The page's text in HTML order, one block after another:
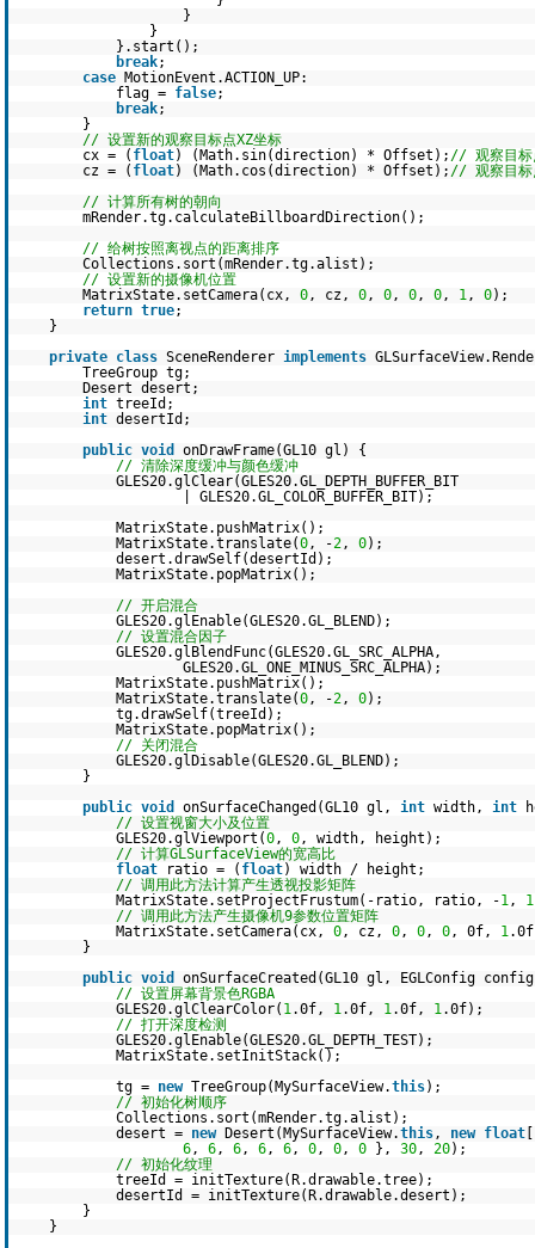
}
}
}.start();
break;
case MotionEvent.ACTION_UP:
flag = false;
break;
}
// 设置新的观察目标点XZ坐标
cx = ( float) (Math.sin(direction) * Offset); // 观察目标
cz = ( float) (Math.cos(direction) * Offset); // 观察目标
// 计算所有树的朝向
mRender.tg.calculateBillboardDirection();
// 给树按照离视点的距离排序
Collections.sort(mRender.tg.alist);
// 设置新的摄像机位置
MatrixState.setCamera(cx, 0, cz, 0, 0, 0, 0, 1, 0);
return true;
}
private class SceneRenderer implements
TreeGroup tg;
Desert desert;
int treeId;
int desertId;
public void
onDrawFrame(GL10 gl) {
// 清除深度缓冲与颜色缓冲
GLES20.glClear(GLES20.GL_DEPTH_BUFFER_BIT
| GLES20.GL_COLOR_BUFFER_BIT);
MatrixState.pushMatrix();
MatrixState.translate(0, -2, 0);
desert.drawSelf(desertId);
MatrixState.popMatrix();
// 开启混合
GLES20.glEnable(GLES20.GL_BLEND);
// 设置混合因子
GLES20.glBlendFunc(GLES20.GL_SRC_ALPHA,
GLES20.GL_ONE_MINUS_SRC_ALPHA);
MatrixState.pushMatrix();
MatrixState.translate(0, -2, 0);
tg.drawSelf(treeId);
MatrixState.popMatrix();
// 关闭混合
GLES20.glDisable(GLES20.GL_BLEND);
}
public void onSurfaceChanged(GL10 gl, int width, int
// 设置视窗大小及位置
GLES20.glViewport(0, 0, width, height);
// 计算GLSurfaceView的宽高比
float
ratio = ( float) width / height;
// 调用此方法计算产生透视投影矩阵
MatrixState.setProjectFrustum(-ratio, ratio, -1, 1
// 调用此方法产生摄像机9参数位置矩阵
MatrixState.setCamera(cx, 0, cz, 0, 0, 0, 0f, 1
}
public void
onSurfaceCreated(GL10 gl, EGLConfig
// 设置屏幕背景色RGBA
GLES20.glClearColor( 1.0f, 1.0f, 1.0f, 1.0f);
// 打开深度检测
GLES20.glEnable(GLES20.GL_DEPTH_TEST);
MatrixState.setInitStack();
tg = new TreeGroup(MySurfaceView.this);
// 初始化树顺序
Collections.sort(mRender.tg.alist);
desert = new Desert(MySurfaceView.this, new float
6, 6, 6, 6, 6, 0, 0, 0 }, 30, 20);
// 初始化纹理
treeId = initTexture(R.drawable.tree);
desertId = initTexture(R.drawable.desert);
}
}